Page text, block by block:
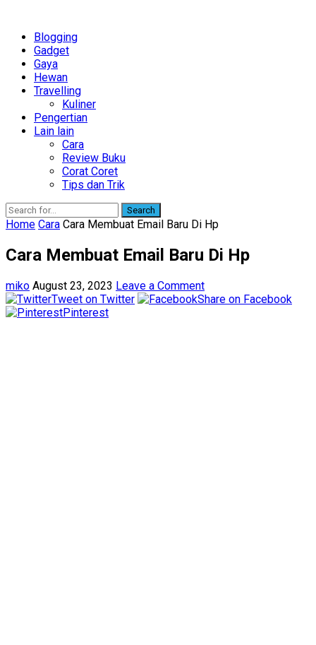
Blogging
Gadget
Gaya
Hewan
Travelling
Kuliner
Pengertian
Lain lain
Cara
Review Buku
Corat Coret
Tips dan Trik
Search
Home Cara Cara Membuat Email Baru Di Hp
Cara Membuat Email Baru Di Hp
miko August 23, 2023 Leave a Comment
Tweet on Twitter
Share on Facebook
Pinterest